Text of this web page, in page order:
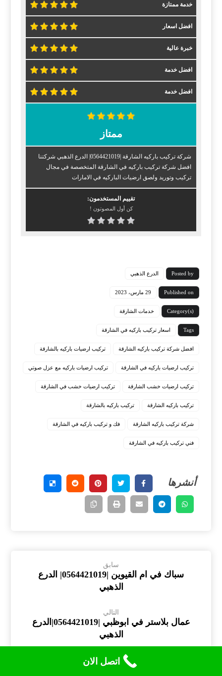
خدمة ممتازة
افضل اسعار
خبرة عالية
افضل خدمة
افضل خدمة
ممتاز
شركة تركيب باركيه الشارقة |0564421019| الدرع الذهبي شركتنا
افضل شركة تركيب باركيه في الشارقة المتخصصة في مجال
تركيب وتوريد ولصق ارضيات الباركيه في الامارات
تقييم المستخدمون:
كن أول المصوتون !
Posted by الدرع الذهبي
Published on 29 مارس، 2023
Category(s) خدمات الشارقة
Tags اسعار تركيب باركيه في الشارقة
افضل شركة تركيب باركيه الشارقة تركيب ارضيات باركيه بالشارقة
تركيب ارضيات باركيه في الشارقة تركيب ارضيات باركيه مع عزل صوتي
تركيب ارضيات خشب الشارقة تركيب ارضيات خشب في الشارقة
تركيب باركيه الشارقة تركيب باركيه بالشارقة
شركة تركيب باركيه الشارقة فك و تركيب باركيه في الشارقة
فني تركيب باركيه في الشارقة
سابق
سباك في ام القيوين |0564421019| الدرع
الذهبي
التالي
عمال بلاستر في ابوظبي |0564421019|الدرع
الذهبي
اتصل الان